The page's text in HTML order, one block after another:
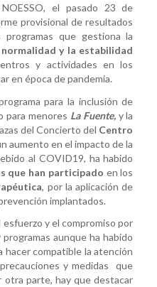
el pasado 23 de
provisional de resultados
que gestiona la
y la estabilidad
y actividades en los
en época de pandemia.
para la inclusión de
para menores La Fuente, y la
del Concierto del Centro
aumento en el impacto de la
al COVID19, ha habido
que han participado en los
, por la aplicación de
implantados.
y el compromiso por
aunque ha habido
hacer compatible la atención
y medidas que
otra parte, hay que destacar